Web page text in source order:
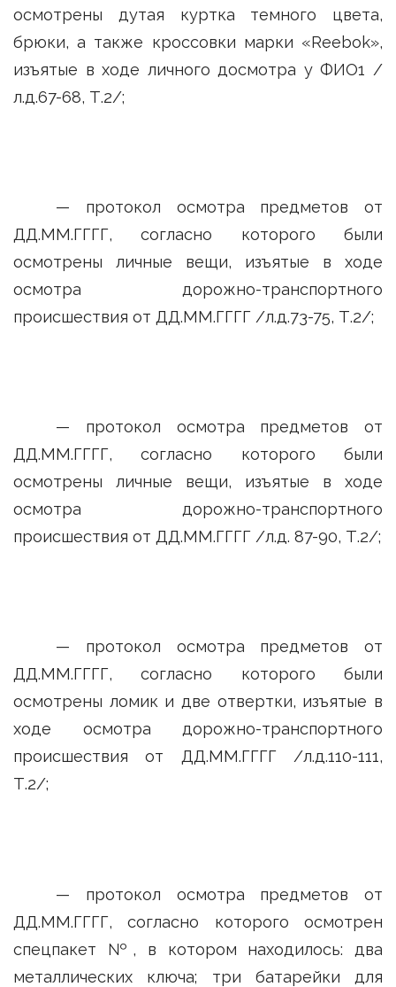
осмотрены дутая куртка темного цвета,
брюки, а также кроссовки марки «Reebok»,
изъятые в ходе личного досмотра у ФИО1 /
л.д.67-68, Т.2/;
— протокол осмотра предметов от
ДД.ММ.ГГГГ, согласно которого были
осмотрены личные вещи, изъятые в ходе
осмотра дорожно-транспортного
происшествия от ДД.ММ.ГГГГ /л.д.73-75, Т.2/;
— протокол осмотра предметов от
ДД.ММ.ГГГГ, согласно которого были
осмотрены личные вещи, изъятые в ходе
осмотра дорожно-транспортного
происшествия от ДД.ММ.ГГГГ /л.д. 87-90, Т.2/;
— протокол осмотра предметов от
ДД.ММ.ГГГГ, согласно которого были
осмотрены ломик и две отвертки, изъятые в
ходе осмотра дорожно-транспортного
происшествия от ДД.ММ.ГГГГ /л.д.110-111,
Т.2/;
— протокол осмотра предметов от
ДД.ММ.ГГГГ, согласно которого осмотрен
спецпакет №, в котором находилось: два
металлических ключа; три батарейки для